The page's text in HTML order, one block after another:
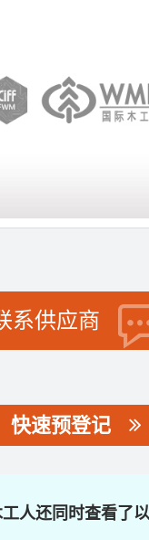
系供应商
快速预登记
人还同时查看了